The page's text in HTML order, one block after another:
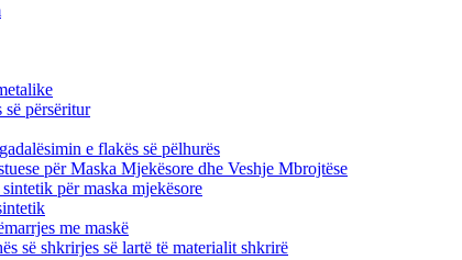
përsëritur
e flakës së pëlhurës
për Maska Mjekësore dhe Veshje Mbrojtëse
për maska ​​mjekësore
me maskë
së shkrirjes së lartë të materialit shkrirë